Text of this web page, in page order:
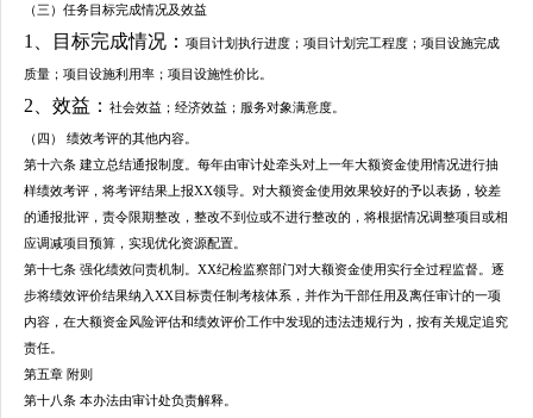
（三）任务目标完成情况及效益
1、目标完成情况：项目计划执行进度；项目计划完工程度；项目设施完成
质量；项目设施利用率；项目设施性价比。
2、效益：社会效益；经济效益；服务对象满意度。
（四） 绩效考评的其他内容。
第十六条 建立总结通报制度。每年由审计处牵头对上一年大额资金使用情况进行抽
样绩效考评，将考评结果上报XX领导。对大额资金使用效果较好的予以表扬，较差
的通报批评，责令限期整改，整改不到位或不进行整改的，将根据情况调整项目或相
应调减项目预算，实现优化资源配置。
第十七条 强化绩效问责机制。XX纪检监察部门对大额资金使用实行全过程监督。逐
步将绩效评价结果纳入XX目标责任制考核体系，并作为干部任用及离任审计的一项
内容，在大额资金风险评估和绩效评价工作中发现的违法违规行为，按有关规定追究
责任。
第五章 附则
第十八条本办法由审计处负责解释。